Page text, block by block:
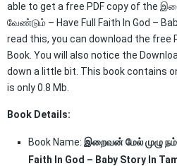
able to get a free PDF copy of the
வேண்டும் – Have Full Faith In God –
read this, you can download the free
Book. You will also notice the
down a little bit. This book contains
is only 0.8 Mb.
Book Details:
Book Name: இறைவன் மேல் முழு
Faith In God – Baby Story In